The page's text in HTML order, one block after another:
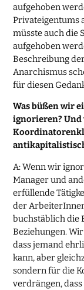
aufgehoben
Privateigentums
müsste auch die
aufgehoben
Beschreibung
Anarchismus
für diesen
Was büßen wir
ignorieren? Und
A: Wenn wir
Manager und
erfüllende
der
buchstäblich die
Beziehungen.
dass jemand
kann, aber
sondern für die
verdrängen,